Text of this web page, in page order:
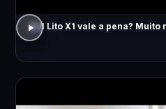
DJI Lito X1 vale a pena?